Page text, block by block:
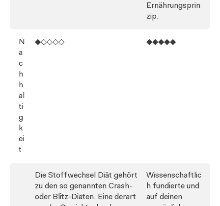
Ernährungsprin
zip.
N
a
c
h
h
al
ti
g
k
ei
t
◆◇◇◇◇ ◆◆◆◆◆
Die Stoffwechsel Diät gehört
zu den so genannten Crash-
oder Blitz-Diäten. Eine derart
Wissenschaftlic
h fundierte und
auf deinen